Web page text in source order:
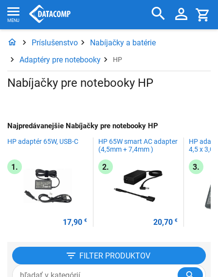
Príslušenstvo
Nabíjačky a batérie
Adaptéry pre notebooky
HP
Nabíjačky pre notebooky HP
Najpredávanejšie Nabíjačky pre notebooky HP
1.
HP adaptér 65W, USB-C
17,90 €
2.
HP 65W smart AC adapter
(4,5mm + 7,4mm )
20,70€
3.
HP
4,5 x 3,0
FILTER PRODUKTOV